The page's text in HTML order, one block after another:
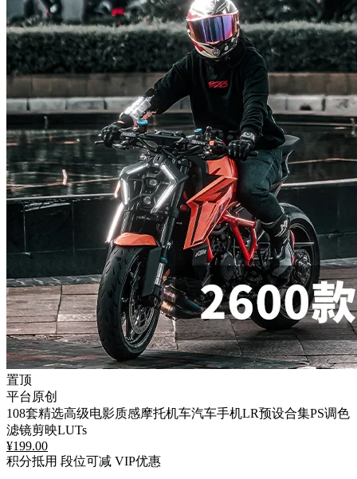
置顶
平台原创
108套精选高级电影质感摩托机车汽车手机LR预设合集PS调色
滤镜剪映LUTs
¥199.00
积分抵用 段位可减 VIP优惠